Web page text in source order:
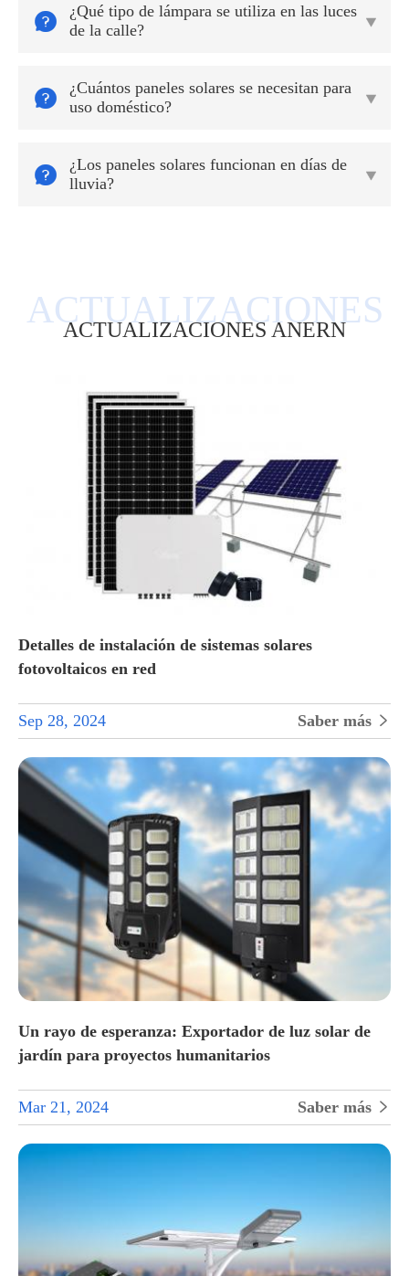

¿Qué tipo de lámpara se utiliza en las luces
de la calle?


¿Cuántos paneles solares se necesitan para
uso doméstico?


¿Los paneles solares funcionan en días de
lluvia?

ACTUALIZACIONES ANERN
Detalles de instalación de sistemas solares
fotovoltaicos en red
Sep 28, 2024 Saber más 
Un rayo de esperanza: Exportador de luz solar de
jardín para proyectos humanitarios
Mar 21, 2024 Saber más 